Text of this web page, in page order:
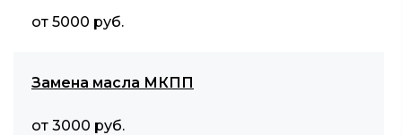
от 5000 руб.
Замена масла МКПП
от 3000 руб.